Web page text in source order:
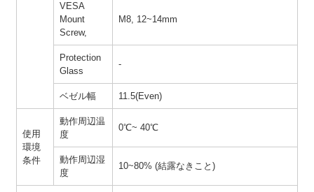
VESA
Mount
Screw,
M8, 12~14mm
Protection
Glass
-
ベゼル幅 11.5(Even)
使用
環境
条件
動作周辺温
度
0℃~ 40℃
動作周辺湿
度
10~80% (結露なきこと)